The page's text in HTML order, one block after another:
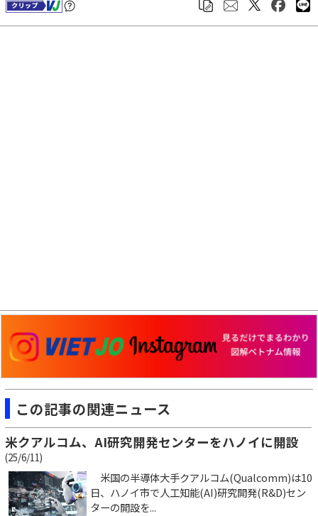
この記事の関連ニュース
米クアルコム、AI研究開発センターをハノイに開設
(25/6/11)
米国の半導体大手クアルコム(Qualcomm)は10
日、ハノイ市で人工知能(AI)研究開発(R&D)セン
ターの開設を...